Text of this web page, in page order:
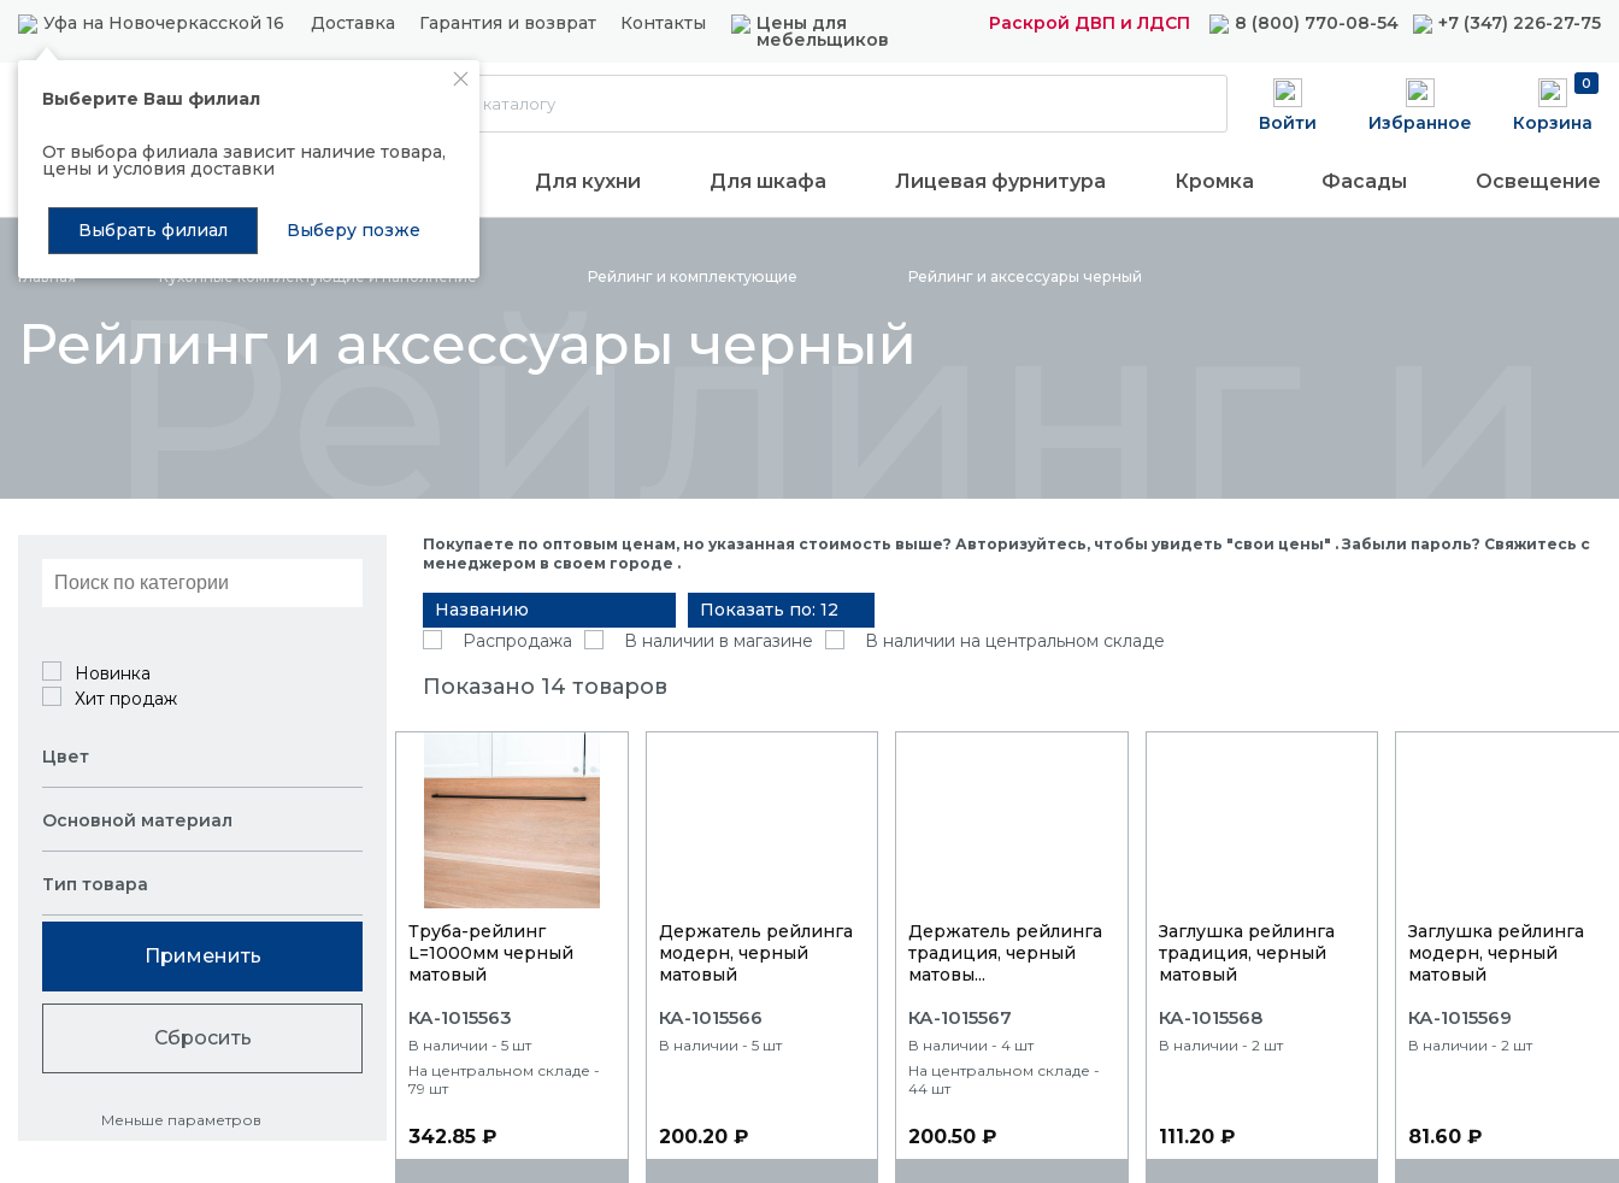
Уфа на Новочеркасской 16 Доставка Гарантия и возврат Контакты Цены для
мебельщиков
Раскрой ДВП и ЛДСП 8 (800) 770-08-54 +7 (347) 226-27-75
Выберите Ваш филиал
От выбора филиала зависит наличие товара,
цены и условия доставки
Выбрать филиал Выберу позже
Каталог
Войти Избранное
0
Корзина
Распродажа Подъемные механизмы Для кухни Для шкафа Лицевая фурнитура Кромка Фасады Освещение
Главная Кухонные комплектующие инаполнение Рейлинг и комплектующие Рейлинг и аксессуары черный
Рейлинг и аксессуары черный
Рейлинг
Новинка
Хит продаж
Цвет
Основной материал
Тип товара
Применить
Сбросить
Меньше параметров
Покупаете по оптовым ценам, но указанная стоимость выше? Авторизуйтесь, чтобы увидеть "свои цены" . Забыли пароль? Свяжитесь с
менеджером в своем городе .
Названию
Показать по: 12
Распродажа
В наличии в магазине В наличии на центральном складе
Показано 14 товаров
Труба-рейлинг
L=1000мм черный
матовый
КА-1015563
В наличии - 5 шт
На центральном складе -
79 шт
342.85 ₽
Держатель рейлинга
модерн, черный
матовый
КА-1015566
В наличии - 5 шт
200.20 ₽
Держатель рейлинга
традиция, черный
матовы...
КА-1015567
В наличии - 4 шт
На центральном складе -
44 шт
200.50 ₽
Заглушка рейлинга
традиция, черный
матовый
КА-1015568
В наличии - 2 шт
111.20 ₽
Заглушка рейлинга
модерн, черный
матовый
КА-1015569
В наличии - 2 шт
81.60 ₽